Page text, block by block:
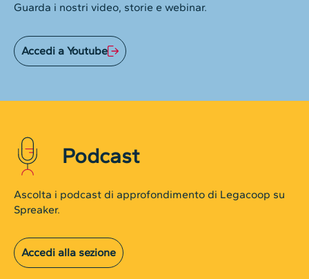
Guarda i nostri video, storie e webinar.
Accedi a Youtube
Podcast
Ascolta i podcast di approfondimento di Legacoop su
Spreaker.
Accedi alla sezione